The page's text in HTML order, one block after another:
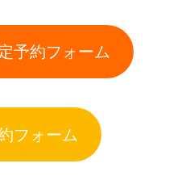
予約フォーム
フォーム